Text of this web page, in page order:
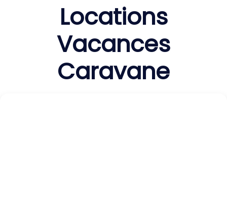
Locations
Vacances
Caravane